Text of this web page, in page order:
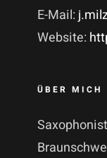
E-Mail:
Website:
ÜBER MICH